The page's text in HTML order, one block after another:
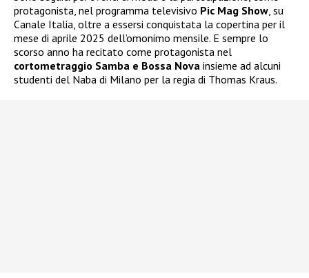
protagonista, nel programma televisivo Pic Mag Show, su
Canale Italia, oltre a essersi conquistata la copertina per il
mese di aprile 2025 dell’omonimo mensile. E sempre lo
scorso anno ha recitato come protagonista nel
cortometraggio Samba e Bossa Nova insieme ad alcuni
studenti del Naba di Milano per la regia di Thomas Kraus.